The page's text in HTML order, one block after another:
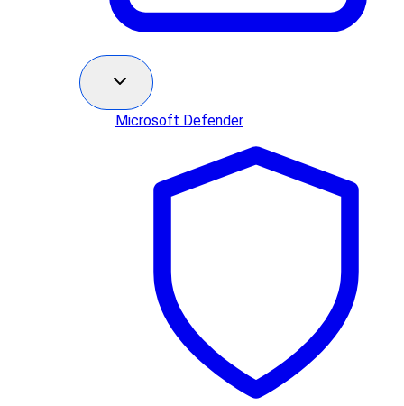
Microsoft Defender